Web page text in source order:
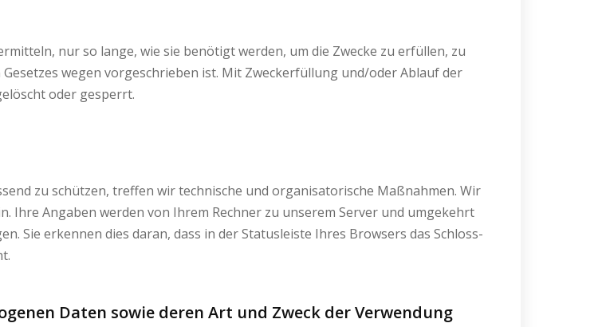
nur so lange, wie sie benötigt werden, um die Zwecke zu erfüllen, zu
wegen vorgeschrieben ist. Mit Zweckerfüllung und/oder Ablauf der
oder gesperrt.
zu schützen, treffen wir technische und organisatorische Maßnahmen. Wir
Ihre Angaben werden von Ihrem Rechner zu unserem Server und umgekehrt
Sie erkennen dies daran, dass in der Statusleiste Ihres Browsers das Schloss-
Daten sowie deren Art und Zweck der Verwendung